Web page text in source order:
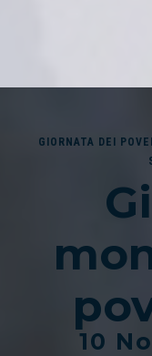
GIORNATA DEI
10